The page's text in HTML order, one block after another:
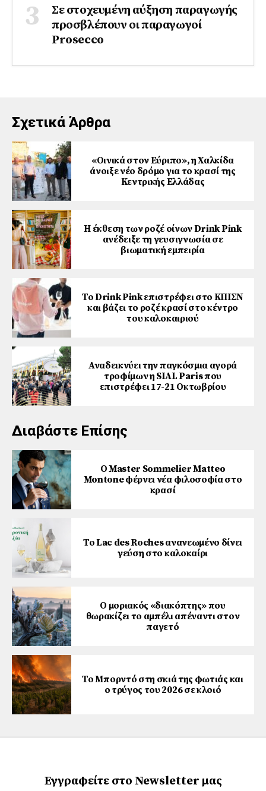
Σε στοχευμένη αύξηση παραγωγής
προσβλέπουν οι παραγωγοί
Prosecco
Σχετικά Άρθρα
«Οινικά στον Εύριπο», η Χαλκίδα
άνοιξε νέο δρόμο για το κρασί της
Κεντρικής Ελλάδας
Η έκθεση των ροζέ οίνων Drink Pink
ανέδειξε τη γευσιγνωσία σε
βιωματική εμπειρία
Το Drink Pink επιστρέφει στο ΚΠΙΣΝ
και βάζει το ροζέ κρασί στο κέντρο
του καλοκαιριού
Αναδεικνύει την παγκόσμια αγορά
τροφίμων η SIAL Paris που
επιστρέφει 17-21 Οκτωβρίου
Διαβάστε Επίσης
Ο Master Sommelier Matteo
Montone φέρνει νέα φιλοσοφία στο
κρασί
Το Lac des Roches ανανεωμένο δίνει
γεύση στο καλοκαίρι
Ο μοριακός «διακόπτης» που
θωρακίζει το αμπέλι απέναντι στον
παγετό
Το Μπορντό στη σκιά της φωτιάς και
ο τρύγος του 2026 σε κλοιό
Εγγραφείτε στο Newsletter μας